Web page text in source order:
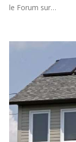
le Forum sur…